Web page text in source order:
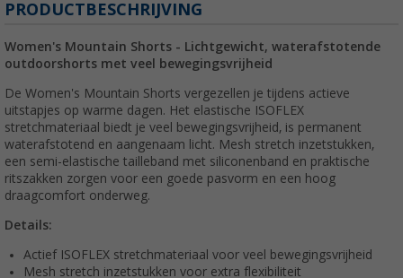
PRODUCTBESCHRIJVING
Women's Mountain Shorts - Lichtgewicht, waterafstotende
outdoorshorts met veel bewegingsvrijheid
De Women's Mountain Shorts vergezellen je tijdens actieve
uitstapjes op warme dagen. Het elastische ISOFLEX
stretchmateriaal biedt je veel bewegingsvrijheid, is permanent
waterafstotend en aangenaam licht. Mesh stretch inzetstukken,
een semi-elastische tailleband met siliconenband en praktische
ritszakken zorgen voor een goede pasvorm en een hoog
draagcomfort onderweg.
Details:
Actief ISOFLEX stretchmateriaal voor veel bewegingsvrijheid
Mesh stretch inzetstukken voor extra flexibiliteit